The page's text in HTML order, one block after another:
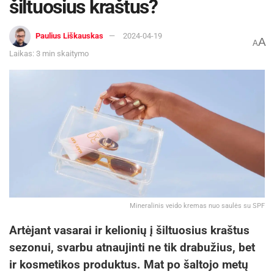
šiltuosius kraštus?
Paulius Liškauskas
2024-04-19
Laikas: 3 min skaitymo
AA
Mineralinis veido kremas nuo saulės su SPF
Artėjant vasarai ir kelionių į šiltuosius kraštus
sezonui, svarbu atnaujinti ne tik drabužius, bet
ir kosmetikos produktus. Mat po šaltojo metų